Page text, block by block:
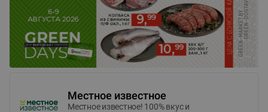
Местное известное
Местное известное! 100% вкус и